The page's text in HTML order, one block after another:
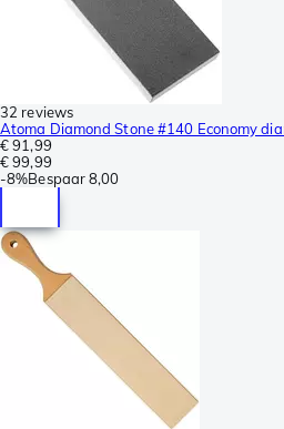
32 reviews
Atoma Diamond Stone #140 Economy
€ 91,99
€ 99,99
-8%Bespaar8,00